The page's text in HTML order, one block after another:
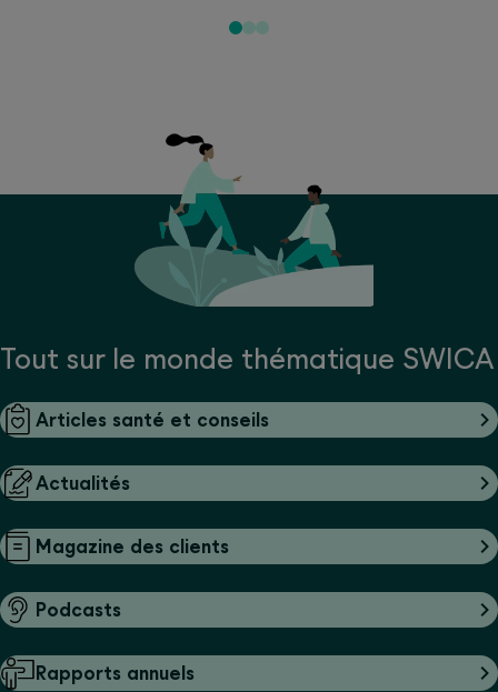
Tout sur le monde thématique SWICA
Articles santé et conseils
Actualités
Magazine des clients
Podcasts
Rapports annuels